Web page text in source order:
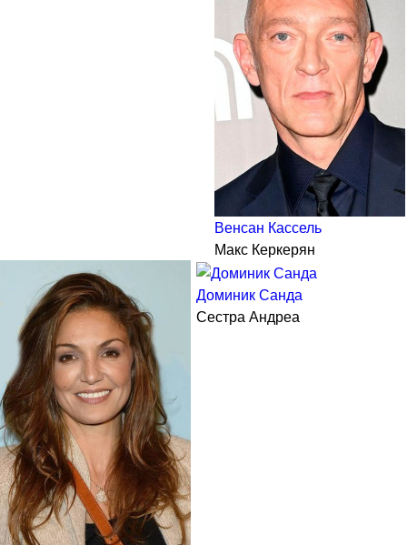
Венсан Кассель
Макс Керкерян
Доминик Санда
Сестра Андреа